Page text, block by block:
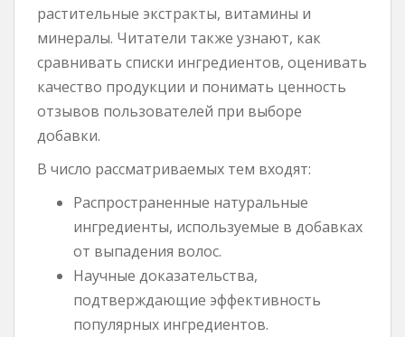
растительные экстракты, витамины и
минералы. Читатели также узнают, как
сравнивать списки ингредиентов, оценивать
качество продукции и понимать ценность
отзывов пользователей при выборе
добавки.
В число рассматриваемых тем входят:
Распространенные натуральные
ингредиенты, используемые в добавках
от выпадения волос.
Научные доказательства,
подтверждающие эффективность
популярных ингредиентов.